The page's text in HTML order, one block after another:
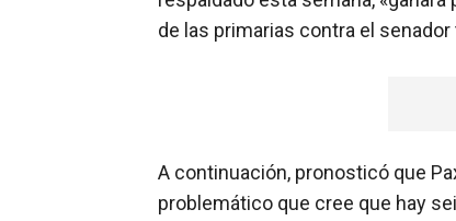
de las primarias contra el
A continuación, pronosticó que
problemático que cree que hay